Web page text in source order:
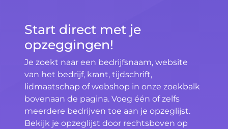
Start direct met je
opzeggingen!
Je zoekt naar een bedrijfsnaam, website
van het bedrijf, krant, tijdschrift,
lidmaatschap of webshop in onze zoekbalk
bovenaan de pagina. Voeg één of zelfs
meerdere bedrijven toe aan je opzeglijst.
Bekijk je opzeglijst door rechtsboven op